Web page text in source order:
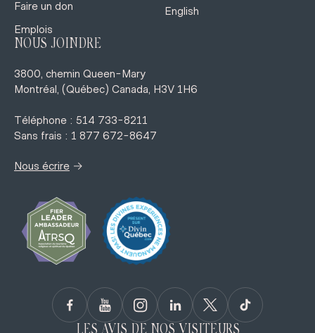
Faire un don
Emplois
English
NOUS JOINDRE
3800, chemin Queen-Mary
Montréal, (Québec) Canada, H3V 1H6
Téléphone : 514 733-8211
Sans frais : 1 877 672-8647
Nous écrire →